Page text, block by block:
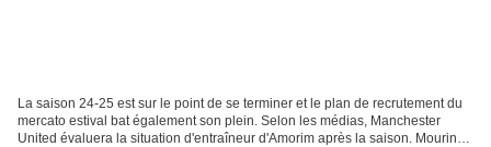
La saison 24-25 est sur le point de se terminer et le plan de recrutement du
mercato estival bat également son plein. Selon les médias, Manchester
United évaluera la situation d'entraîneur d'Amorim après la saison. Mourinho